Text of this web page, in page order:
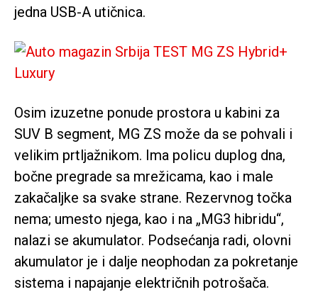
jedna USB-A utičnica.
Osim izuzetne ponude prostora u kabini za
SUV B segment, MG ZS može da se pohvali i
velikim prtljažnikom. Ima policu duplog dna,
bočne pregrade sa mrežicama, kao i male
zakačaljke sa svake strane. Rezervnog točka
nema; umesto njega, kao i na „MG3 hibridu“,
nalazi se akumulator. Podsećanja radi, olovni
akumulator je i dalje neophodan za pokretanje
sistema i napajanje električnih potrošača.